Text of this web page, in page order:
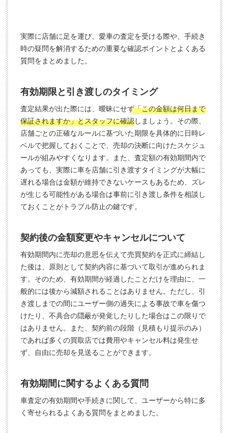
実際に店舗に足を運び、愛車の査定を受ける際や、手続き
時の疑問を解消するための重要な確認ポイントとよくある
質問をまとめました。
有効期限と引き渡しのタイミング
査定結果が出た際には、曖昧にせず「この金額は何日まで
保証されますか」とスタッフに確認しましょう。その際、
店舗ごとの正確なルールに基づいた期限を具体的に日時レ
ベルで把握しておくことで、売却の決断に向けたスケジュ
ールが組みやすくなります。また、査定額の有効期間内で
あっても、実際に車を店舗に引き渡すタイミングが大幅に
遅れる場合は金額が維持できないケースもあるため、ズレ
が生じる可能性がある場合は事前に引き渡し条件を相談し
ておくことがトラブル防止の鍵です。
契約後の金額変更やキャンセルについて
有効期間内に売却の意思を伝えて売買契約を正式に締結し
た後は、原則として契約内容に基づいて取引が進められま
す。そのため、有効期間が経過したことだけを理由に、一
般的には後から減額されることはありません。ただし、引
き渡しまでの間にユーザー側の過失による事故で車を傷つ
けたり、不具合の隠蔽が発覚したりした場合はこの限りで
はありません。また、契約前の段階（見積もり提示のみ）
であれば多くの買取店では費用やキャンセル料は発生せ
ず、自由に売却を見送ることができます。
有効期間に関するよくある質問
車査定の有効期間や手続きに関して、ユーザーから特に多
く寄せられるよくある質問をまとめました。